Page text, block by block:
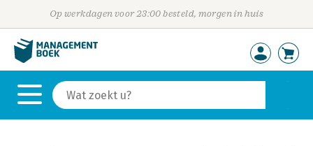
Op werkdagen voor 23:00 besteld, morgen in huis